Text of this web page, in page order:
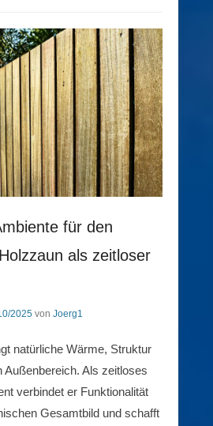
für den
als zeitloser
2025 von Joerg1
natürliche Wärme, Struktur
Außenbereich. Als zeitloses
verbindet er Funktionalität
Gesamtbild und schafft